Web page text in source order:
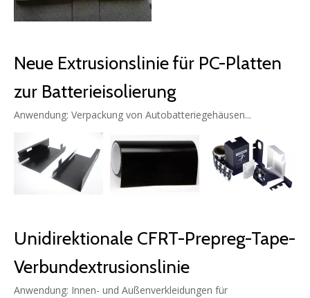
Neue Extrusionslinie für PC-Platten
zur Batterieisolierung
Anwendung: Verpackung von Autobatteriegehäusen...
Unidirektionale CFRT-Prepreg-Tape-
Verbundextrusionslinie
Anwendung: Innen- und Außenverkleidungen für